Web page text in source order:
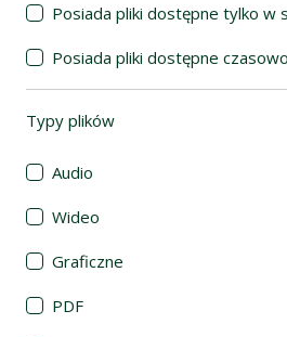
Posiada pliki dostępne tylko w
Posiada pliki dostępne czasowo
Typy plików
Audio
Wideo
Graficzne
PDF